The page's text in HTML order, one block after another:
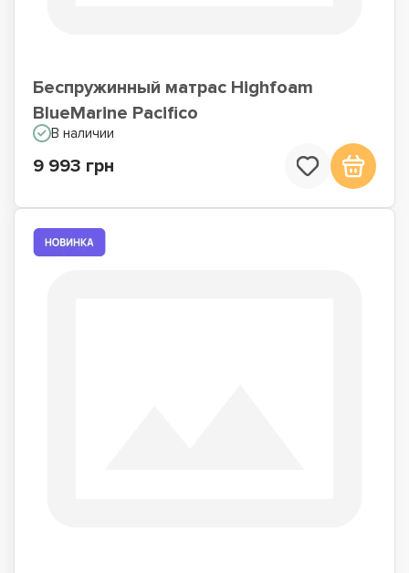
Беспружинный матрас Highfoam
BlueMarine Pacifico
В наличии
9 993 грн